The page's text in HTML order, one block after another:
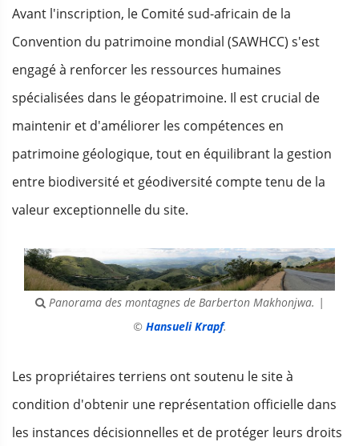
Avant l'inscription, le Comité sud-africain de la
Convention du patrimoine mondial (SAWHCC) s'est
engagé à renforcer les ressources humaines
spécialisées dans le géopatrimoine. Il est crucial de
maintenir et d'améliorer les compétences en
patrimoine géologique, tout en équilibrant la gestion
entre biodiversité et géodiversité compte tenu de la
valeur exceptionnelle du site.
Panorama des montagnes de Barberton Makhonjwa. |
© Hansueli Krapf.
Les propriétaires terriens ont soutenu le site à
condition d'obtenir une représentation officielle dans
les instances décisionnelles et de protéger leurs droits